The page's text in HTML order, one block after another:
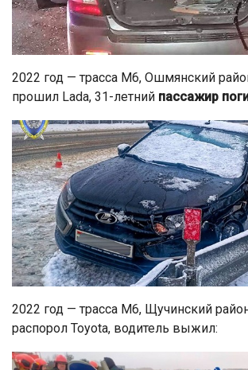
2022 год — трасса М6, Ошмянский
прошил Lada, 31-летний пассажир
2022 год — трасса М6, Щучинский
распорол Toyota, водитель выжил: